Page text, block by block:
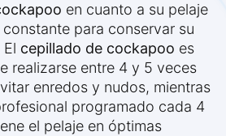
en cuanto a su pelaje
para conservar su
cepillado de cockapoo es
realizarse entre 4 y 5 veces
enredos y nudos, mientras
programado cada 4
el pelaje en óptimas